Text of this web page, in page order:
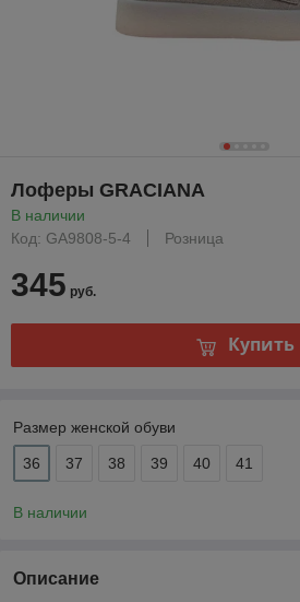
Лоферы GRACIANA
В наличии
Код: GA9808-5-4
Розница
345 руб.
Купить
Размер женской обуви
36 37 38 39 40 41
В наличии
Описание